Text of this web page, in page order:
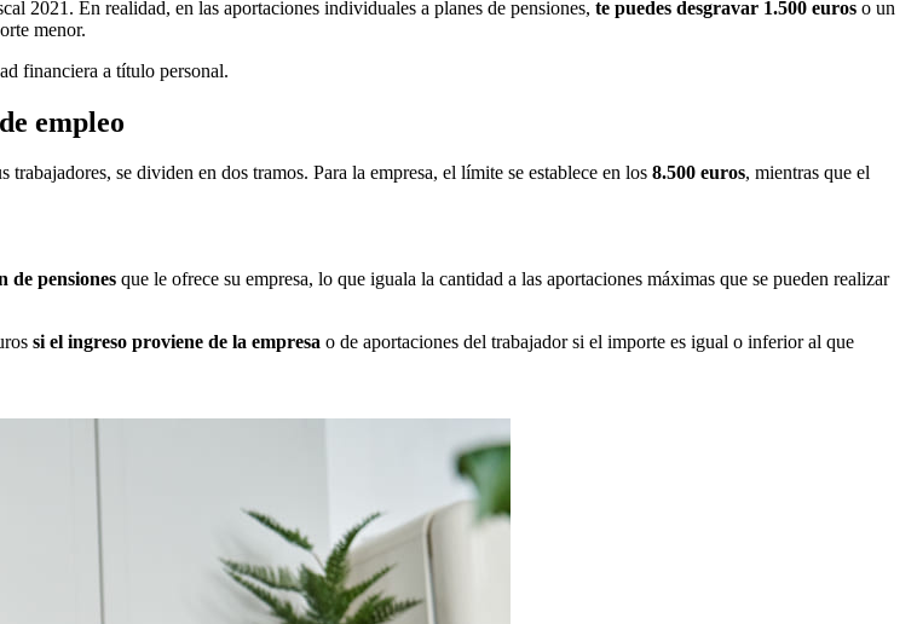
2021. En realidad, en las aportaciones individuales a planes de pensiones, te puedes desgravar 1.500 euros o un
menor.
financiera a título personal.
empleo
trabajadores, se dividen en dos tramos. Para la empresa, el límite se establece en los 8.500 euros, mientras que el
de pensiones que le ofrece su empresa, lo que iguala la cantidad a las aportaciones máximas que se pueden realizar
si el ingreso proviene de la empresa o de aportaciones del trabajador si el importe es igual o inferior al que